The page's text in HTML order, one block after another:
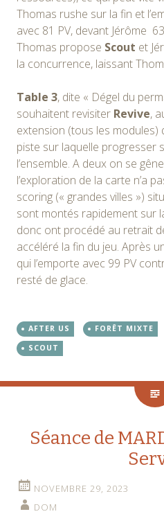
Thomas rushe sur la fin et
avec 81 PV, devant Jérôme
Thomas propose Scout et
la concurrence, laissant
Table 3, dite « Dégel du
souhaitent revisiter Revive,
extension (tous les modules)
piste sur laquelle progresser
l’ensemble. A deux on se
l’exploration de la carte n’a
scoring (« grandes villes »)
sont montés rapidement sur
donc ont procédé au retrait
accéléré la fin du jeu. Après
qui l’emporte avec 99 PV
resté de glace.
AFTER US FORÊT MIXTE
SCOUT
Séance de
NOVEMBRE 29, 2023
DOM